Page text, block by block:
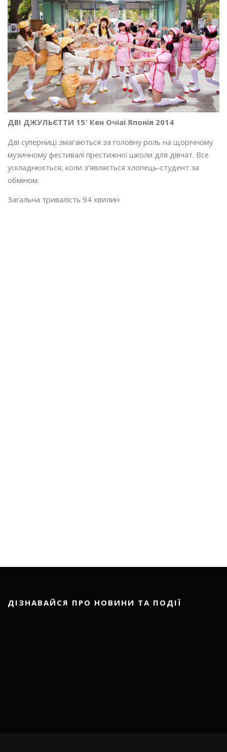
ДВІ ДЖУЛЬЄТТИ 15′ Кен Очіаі Японія 2014
Дві суперниці змагаються за головну роль на щорічному
музичному фестивалі престижної школи для дівчат. Все
ускладнюється, коли з’являється хлопець-студент за
обміном.
Загальна тривалість 94 хвилин
ДІЗНАВАЙСЯ ПРО НОВИНИ ТА ПОДІЇ